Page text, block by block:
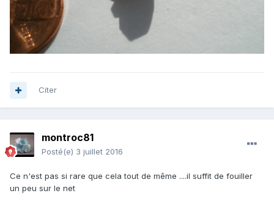
Citer
montroc81
Posté(e) 3 juillet 2016
Ce n'est pas si rare que cela tout de même ....il suffit de fouiller
un peu sur le net